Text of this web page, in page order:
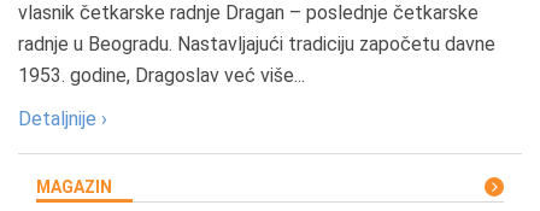
vlasnik četkarske radnje Dragan – poslednje četkarske
radnje u Beogradu. Nastavljajući tradiciju započetu davne
1953. godine, Dragoslav već više...
Detaljnije ›
MAGAZIN